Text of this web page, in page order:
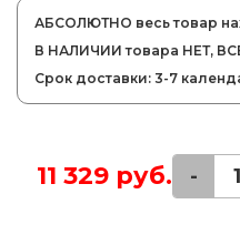
АБСОЛЮТНО весь товар
В НАЛИЧИИ товара НЕТ,
Срок доставки: 3-7
11 329 руб. -